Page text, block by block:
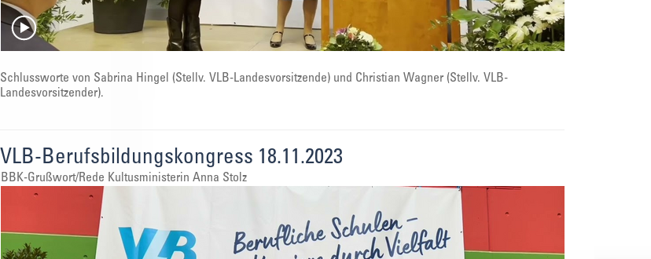
Schlussworte von Sabrina Hingel (Stellv. VLB-Landesvorsitzende) und Christian Wagner (Stellv. VLB-
Landesvorsitzender).
VLB-Berufsbildungskongress 18.11.2023
BBK-Grußwort/Rede Kultusministerin Anna Stolz